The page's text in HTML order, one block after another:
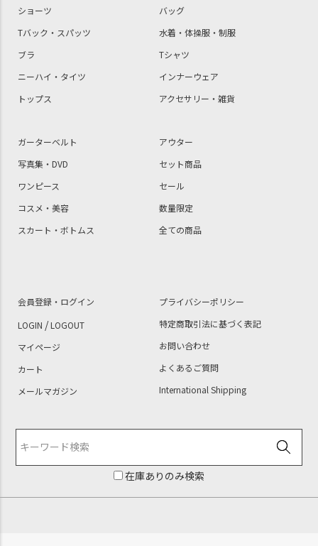
ショーツ
Tバック・スパッツ
ブラ
ニーハイ・タイツ
トップス
バッグ
水着・体操服・制服
Tシャツ
インナーウェア
アクセサリー・雑貨
ガーターベルト
写真集・DVD
ワンピース
コスメ・美容
スカート・ボトムス
アウター
セット商品
セール
数量限定
全ての商品
会員登録・ログイン
LOGIN /LOGOUT
マイページ
カート
メールマガジン
プライバシーポリシー
特定商取引法に基づく表記
お問い合わせ
よくあるご質問
International Shipping
在庫ありのみ検索